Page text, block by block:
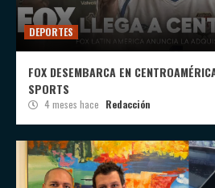
DEPORTES
FOX DESEMBARCA EN
SPORTS
4 meses hace Redacción